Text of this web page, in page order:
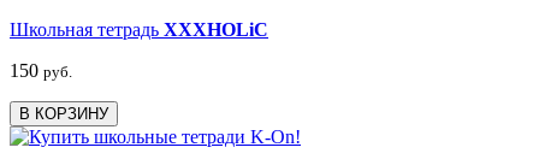
Школьная тетрадь XXXHOLiC
150 руб.
В КОРЗИНУ